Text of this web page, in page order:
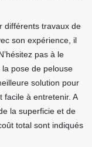
différents travaux de
son expérience, il
pas à le
la pose de pelouse
solution pour
facile à entretenir. A
la superficie et de
total sont indiqués